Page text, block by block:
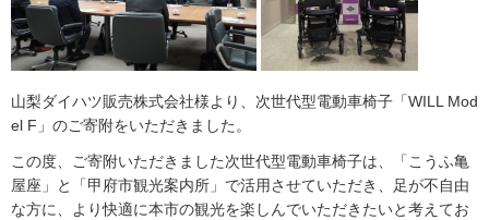
山梨ダイハツ販売株式会社様より、次世代型電動車椅子「WILL Mod
el F」のご寄附をいただきました。
この度、ご寄附いただきました次世代型電動車椅子は、「こうふ亀
屋座」と「甲府市観光案内所」で活用させていただき、足が不自由
な方に、より快適に本市の観光を楽しんでいただきたいと考えてお